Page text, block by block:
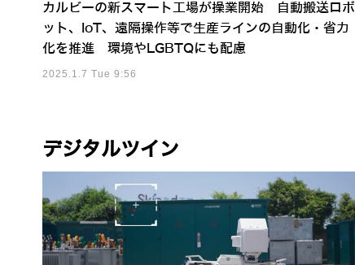
カルビーの新スマート工場が操業開始 自動搬送ロボ
ット、IoT、遠隔操作等で生産ラインの自動化・省力
化を推進 環境やLGBTQにも配慮
2025.1.7 Tue 9:56
デジタルツイン